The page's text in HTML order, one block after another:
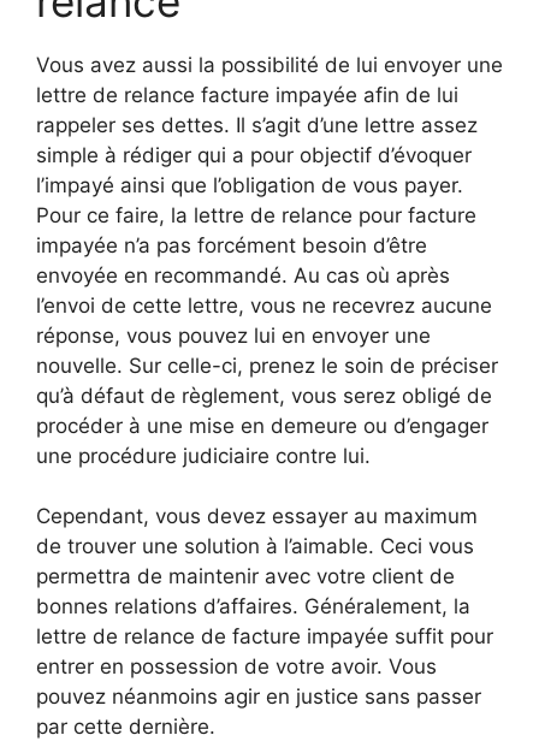
Vous avez aussi la possibilité de lui envoyer une
lettre de relance facture impayée afin de lui
rappeler ses dettes. Il s’agit d’une lettre assez
simple à rédiger qui a pour objectif d’évoquer
l’impayé ainsi que l’obligation de vous payer.
Pour ce faire, la lettre de relance pour facture
impayée n’a pas forcément besoin d’être
envoyée en recommandé. Au cas où après
l’envoi de cette lettre, vous ne recevrez aucune
réponse, vous pouvez lui en envoyer une
nouvelle. Sur celle-ci, prenez le soin de préciser
qu’à défaut de règlement, vous serez obligé de
procéder à une mise en demeure ou d’engager
une procédure judiciaire contre lui.
Cependant, vous devez essayer au maximum
de trouver une solution à l’aimable. Ceci vous
permettra de maintenir avec votre client de
bonnes relations d’affaires. Généralement, la
lettre de relance de facture impayée suffit pour
entrer en possession de votre avoir. Vous
pouvez néanmoins agir en justice sans passer
par cette dernière.